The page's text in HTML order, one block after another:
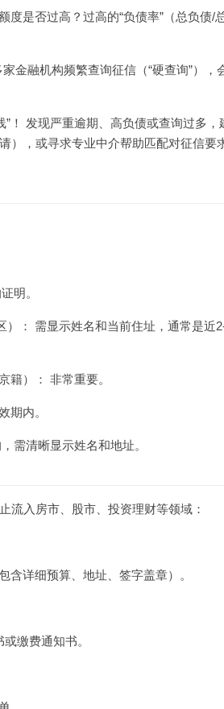
是否过高？过高的“负债率”（总负债/
金融机构频繁查询征信（“硬查询”），
！ 发现严重逾期、高负债或查询过多，
），或寻求专业中介帮助匹配对征信要
明。
： 需显示姓名和当前住址，通常是近
籍）： 非常重要。
期内。
需清晰显示姓名和地址。
流入房市、股市、投资理财等领域：
含详细预算、地址、签字盖章）。
缴费通知书。